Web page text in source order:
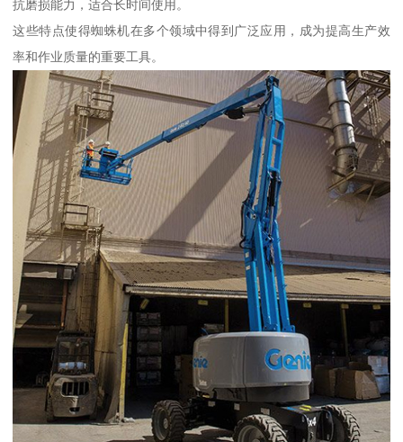
抗磨损能力，适合长时间使用。
这些特点使得蜘蛛机在多个领域中得到广泛应用，成为提高生产效
率和作业质量的重要工具。